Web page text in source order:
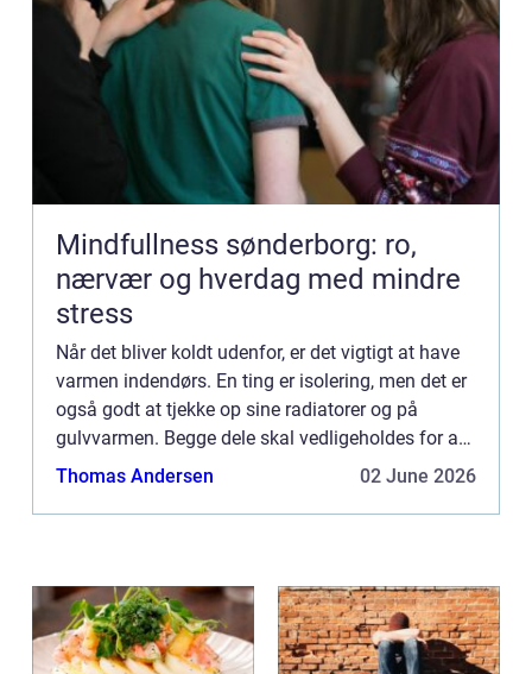
Mindfullness sønderborg: ro,
nærvær og hverdag med mindre
stress
Når det bliver koldt udenfor, er det vigtigt at have
varmen indendørs. En ting er isolering, men det er
også godt at tjekke op sine radiatorer og på
gulvvarmen. Begge dele skal vedligeholdes for at
fungere vinter efter vinter...
Thomas Andersen 02 June 2026